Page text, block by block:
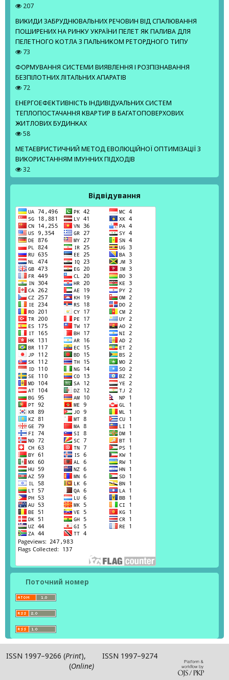
207
ВИКИДИ ЗАБРУДНЮВАЛЬНИХ РЕЧОВИН ВІД СПАЛЮВАННЯ
ПОШИРЕНИХ НА РИНКУ УКРАЇНИ ПЕЛЕТ ЯК ПАЛИВА ДЛЯ
ПЕЛЕТНОГО КОТЛА З ПАЛЬНИКОМ РЕТОРДНОГО ТИПУ
73
ФОРМУВАННЯ СИСТЕМИ ВИЯВЛЕННЯ І РОЗПІЗНАВАННЯ
БЕЗПІЛОТНИХ ЛІТАЛЬНИХ АПАРАТІВ
72
ЕНЕРГОЕФЕКТИВНІСТЬ ІНДИВІДУАЛЬНИХ СИСТЕМ
ТЕПЛОПОСТАЧАННЯ КВАРТИР В БАГАТОПОВЕРХОВИХ
ЖИТЛОВИХ БУДИНКАХ
58
МЕТАЕВРИСТИЧНИЙ МЕТОД ЕВОЛЮЦІЙНОЇ ОПТИМІЗАЦІЇ З
ВИКОРИСТАННЯМ ІМУННИХ ПІДХОДІВ
32
Відвідування
Поточний номер
ISSN 1997–9266 (Print), ISSN 1997–9274
(Online)